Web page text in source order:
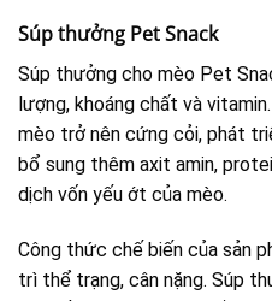
Súp thưởng Pet Snack
Súp thưởng cho mèo Pet
lượng, khoáng chất và
mèo trở nên cứng cỏi, phát
bổ sung thêm axit amin,
dịch vốn yếu ớt của mèo.
Công thức chế biến của sản
trì thể trạng, cân nặng. Súp